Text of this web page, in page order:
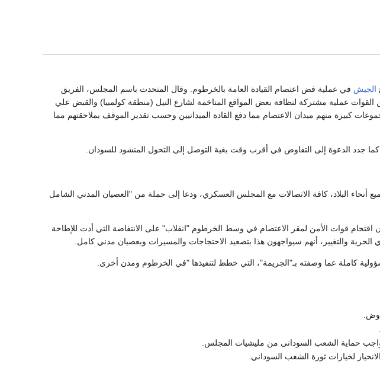
الجيش في عملية فض اعتصام القيادة العامة بالخرطوم. وقال المتحدث باسم المجلس، الفريق
عملية مشتركة لنظافة بعض المواقع المتاخمة لشارع النيل (منطقة كولمبيا) والقبض علي
كبيرة منهم ميدان الاعتصام مما دفع القادة الميدانيين وحسب تقدير الموقف بملاحقتهم مما
جدد الدعوة إلى التفاوض في أقرب وقت بغية التوصل إلى التحول المنشود للسودان.
أنحاء البلاد، كافة الاتصالات مع المجلس العسكري، ودعا إلى حملة من "العصيان المدني الشامل
اقتحام قوات الأمن لمقر الاعتصام في وسط الخرطوم "انقلاب" على الانتفاضة التي أدت للإطاحة
والتغيير، أنهم سيواجهون هذا بتصعيد الاحتجاجات والمسيرات وبعصيان مدني كامل.
كاملة عما وصفته بـ"الجريمة"، التي خطط لتنفيذها "في الخرطوم ومدن أخرى.
حماية الشعب السودانى من مليشيات المجلس.
لخيارات ثورة الشعب السوداني.